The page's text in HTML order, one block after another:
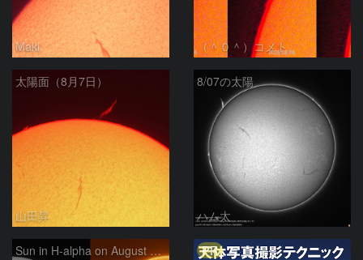
Maki （＾０＾）コメト
太陽面（8月7日）
山田昇
8/07の太陽
ハム太
Sun in H-alpha on August 7, 2026 PR